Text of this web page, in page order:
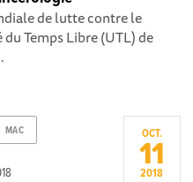
de lutte contre le
Temps Libre (UTL) de
MAC OCT.
11
2018